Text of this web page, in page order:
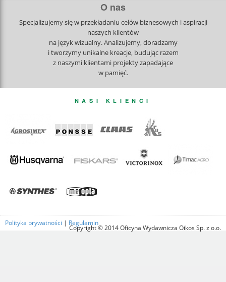
O nas
Specjalizujemy się w przekładaniu celów biznesowych i aspiracji
naszych klientów
na język wizualny. Analizujemy, doradzamy
i tworzymy unikalne kreacje, budując razem
z naszymi klientami projekty zapadające
w pamięć.
NASI KLIENCI
Polityka prywatności | Regulamin
Copyright © 2014 Oficyna Wydawnicza Oikos Sp. z o.o.